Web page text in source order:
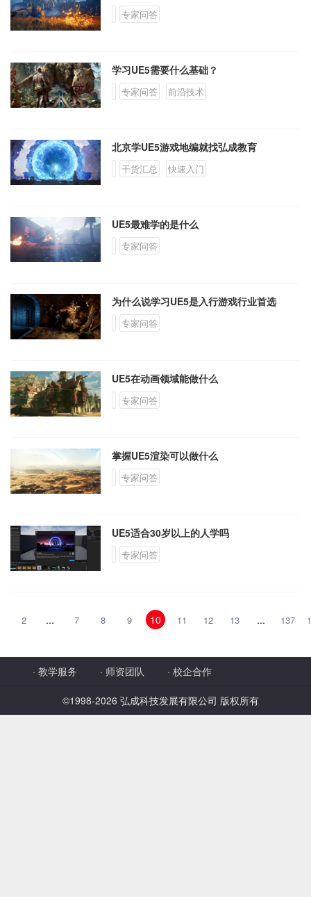
专家问答
学习UE5需要什么基础？
专家问答 前沿技术
北京学UE5游戏地编就找弘成教育
干货汇总 快速入门
UE5最难学的是什么
专家问答
为什么说学习UE5是入行游戏行业首选
专家问答
UE5在动画领域能做什么
专家问答
掌握UE5渲染可以做什么
专家问答
UE5适合30岁以上的人学吗
专家问答
2 ... 7 8 9 10 11 12 13 ... 137
· 教学服务 · 师资团队 · 校企合作
©1998-2026 弘成科技发展有限公司 版权所有